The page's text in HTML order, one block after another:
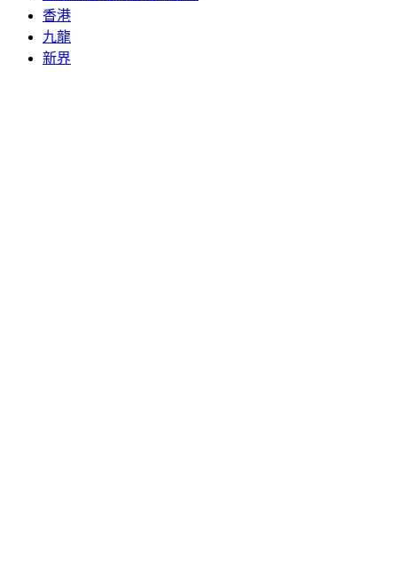
香港
九龍
新界